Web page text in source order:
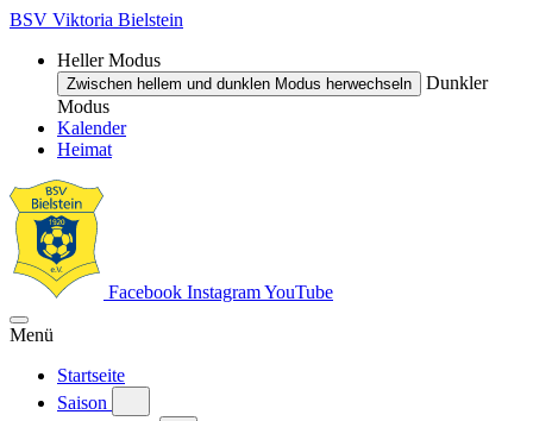
BSV Viktoria Bielstein
Heller Modus
Zwischen hellem und dunklen Modus herwechseln
Dunkler
Modus
Kalender
Heimat
Facebook InstagramYouTube
Menü
Startseite
Saison